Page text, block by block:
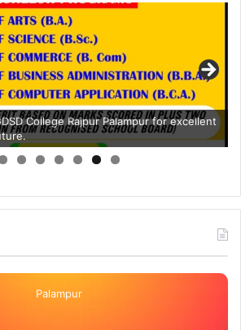
College Rajpur Palampur for excellent
Palampur